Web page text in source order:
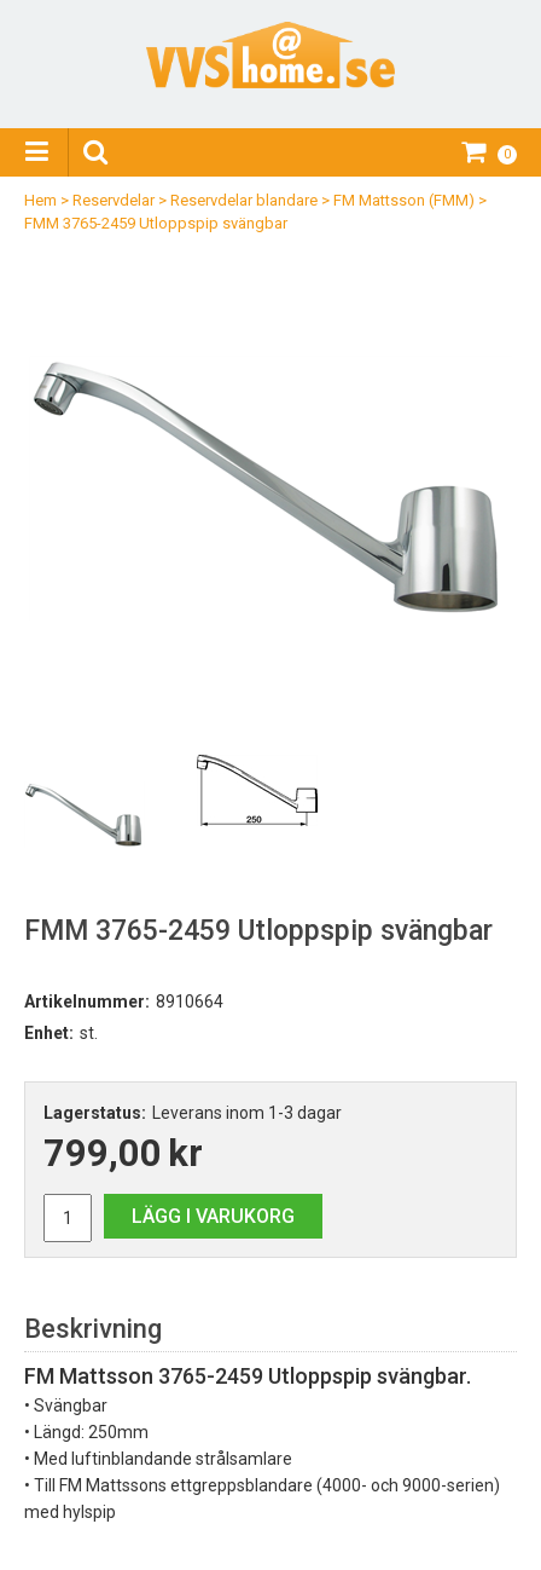
0
Hem > Reservdelar> Reservdelar blandare > FM Mattsson (FMM) >
FMM 3765-2459 Utloppspip svängbar
FMM 3765-2459 Utloppspip svängbar
Artikelnummer: 8910664
Enhet: st.
Lagerstatus: Leverans inom 1-3 dagar
799,00 kr
LÄGG I VARUKORG
Beskrivning
FM Mattsson 3765-2459 Utloppspip svängbar.
• Svängbar
• Längd: 250mm
• Med luftinblandande strålsamlare
• Till FM Mattssons ettgreppsblandare (4000- och 9000-serien)
med hylspip